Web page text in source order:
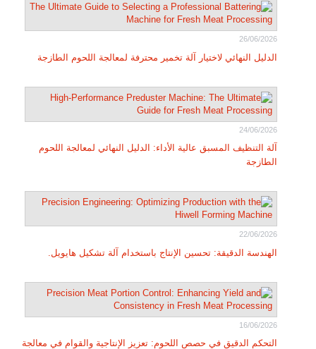
26/06/2026
الدليل النهائي لاختيار آلة تخمير محترفة لمعالجة اللحوم الطازجة
24/06/2026
آلة التنظيف المسبق عالية الأداء: الدليل النهائي لمعالجة اللحوم
الطازجة
22/06/2026
الهندسة الدقيقة: تحسين الإنتاج باستخدام آلة تشكيل هايويل.
16/06/2026
التحكم الدقيق في حصص اللحوم: تعزيز الإنتاجية والقوام في معالجة